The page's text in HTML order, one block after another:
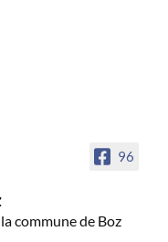
96
commune de Boz